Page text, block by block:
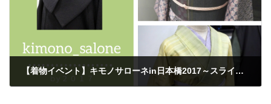
【着物イベント】キモノサローネin日本橋2017～スライドショー～着物コーデ73種♪